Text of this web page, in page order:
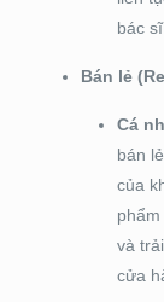
bác
Bán lẻ
Cá
bán
của
và
cửa